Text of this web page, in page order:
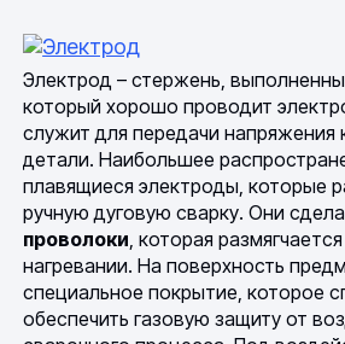
Электрод – стержень,
который хорошо проводит
служит для передачи напряжения
детали. Наибольшее
плавящиеся электроды, которые
ручную дуговую сварку. Они
проволоки, которая
нагревании. На поверхность
специальное покрытие, которое
обеспечить газовую защиту от